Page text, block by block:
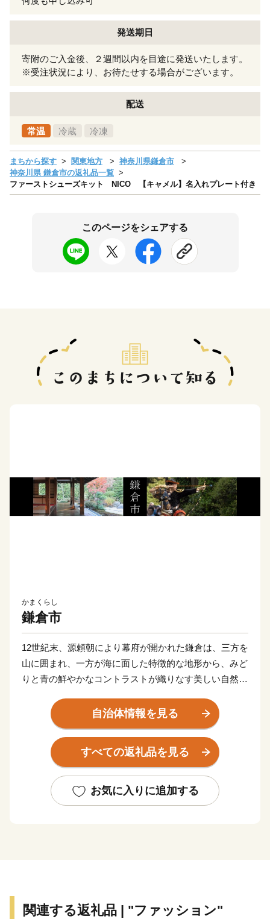
発送期日
寄附のご入金後、２週間以内を目途に発送いたします。
※受注状況により、お待たせする場合がございます。
配送
常温 冷蔵 冷凍
まちから探す 関東地方
神奈川県鎌倉市
神奈川県 鎌倉市の返礼品一覧
ファーストシューズキット NICO 【キャメル】名入れプレート付き
このページをシェアする
かまくらし
鎌倉市
12世紀末、源頼朝により幕府が開かれた鎌倉は、三方を
山に囲まれ、一方が海に面した特徴的な地形から、みど
りと青の鮮やかなコントラストが織りなす美しい自然景
そして、今も残る多くの神社仏閣などの歴史的遺産は、
長い年月のなかで守り続けられ、今日でも中世の社会を
支えた繁栄の歴史と華やかな文化を現在に伝えていま
鎌倉市では、先人たちから受け継いだ美しい自然景観や
自治体情報を見る
すべての返礼品を見る
お気に入りに追加する
関連する返礼品 | "ファッション"